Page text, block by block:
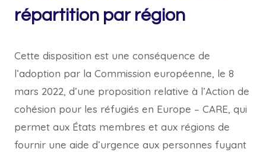
répartition par région
Cette disposition est une conséquence de
l’adoption par la Commission européenne, le 8
mars 2022, d’une proposition relative à l’Action de
cohésion pour les réfugiés en Europe – CARE, qui
permet aux États membres et aux régions de
fournir une aide d’urgence aux personnes fuyant